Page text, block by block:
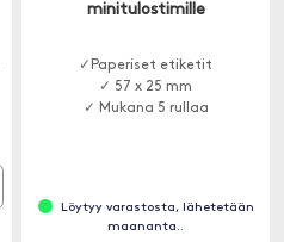
minitulostimille
✓Paperiset etiketit
✓ 57 x 25 mm
✓ Mukana 5 rullaa
Löytyy varastosta, lähetetään
maananta..